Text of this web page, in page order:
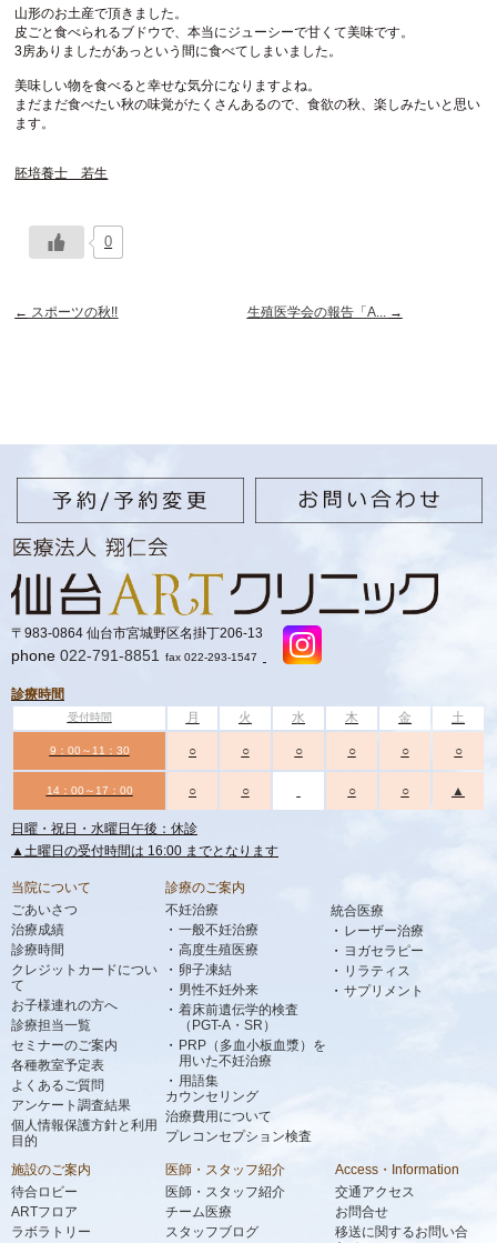
山形のお土産で頂きました。
皮ごと食べられるブドウで、本当にジューシーで甘くて美味です。
3房ありましたがあっという間に食べてしまいました。
美味しい物を食べると幸せな気分になりますよね。
まだまだ食べたい秋の味覚がたくさんあるので、食欲の秋、楽しみたいと思い
ます。
胚培養士 若生
0
← スポーツの秋!! 生殖医学会の報告「A... →
〒983-0864 仙台市宮城野区名掛丁206-13
phone 022-791-8851 fax 022-293-1547
診療時間
受付時間 月 火 水 木 金 土
9：00～11：30 ○ ○ ○ ○ ○ ○
14：00～17：00 ○ ○ ○ ○ ▲
日曜・祝日・水曜日午後：休診
▲土曜日の受付時間は 16:00 までとなります
当院について
ごあいさつ
治療成績
診療時間
クレジットカードについ
て
お子様連れの方へ
診療担当一覧
セミナーのご案内
各種教室予定表
よくあるご質問
アンケート調査結果
個人情報保護方針と利用
目的
診療のご案内
不妊治療
一般不妊治療
高度生殖医療
卵子凍結
男性不妊外来
着床前遺伝学的検査
（PGT-A・SR）
PRP（多血小板血漿）を
用いた不妊治療
用語集
カウンセリング
治療費用について
プレコンセプション検査
統合医療
レーザー治療
ヨガセラピー
リラティス
サプリメント
施設のご案内
待合ロビー
ARTフロア
ラボラトリー
医師・スタッフ紹介
医師・スタッフ紹介
チーム医療
スタッフブログ
Access・Information
交通アクセス
お問合せ
移送に関するお問い合